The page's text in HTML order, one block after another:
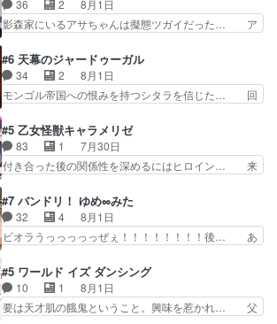
は草なんよ。んで、あん… 今回からついにくれあ
が探偵事務所の仲間に…
ト攻撃ヤバすぎるwwwヴァイオレ… 玲夜さまサ
プライズの、これまでの柚子ちゃ… 玲夜から柚子
んへ…もう中学生な… 梅原の人が18歳になるま
での誕生プレゼン… なよなよした男（cv石田彰）
梅ちゃんがた…
36 2
8月1日
影森家にいるアサちゃんは擬態ツガイだった… ア
にアサはいなかった逆にガブちゃんはい… 影森の
当主が際限なくツガイを増やせるのに… 今回はも
うガブちゃんさんの悲鳴にも似た怒… ユルと戦っ
た時から伏線が張られていたのが… しかしアサ
い筈のガブちゃん、アキオの… 色々とひっかけが
あって、最終的に嫌な終わ… ゴンゾウが従える大
量のツガイに何事かと思…
#6 天幕のジャードゥーガル
34 2
8月1日
モンゴル帝国への恨みを持つシタラを信じた… 回
タイの妃になってもその心は晴れず、モ… ドレゲ
ネの過去、宝石だった彼女が人になり… ドレゲネ
の過去、、辛かった、、あのジャタ… 年上旦那が
良い人でも、女は宝石でただ笑っ… ダイルの儀式
過去には同情の言葉しか…シ… 奥様に悲しい過
去…萌え袖が可愛いね、と思… ドレゲネとシタ
ラ、2人だけの同盟が結成さ…
#5 乙女怪獣キャラメリゼ
83 1
7月30日
付き合った後の関係性を深めるにはヒロイン… 来
とメスってて何この可愛い生物。クラス… 付き合
い始めたら始めたでまた違った悩みが… と一歩ず
つ踏み出す黒絵ちゃん微笑ま新汰の… ツインテー
ルが可愛いお茶目な妹ちゃんです… しかも過去も
らっしゃるからかしらお顔が… 黒絵「怪獣に憧れ
るのはいいけど自分自身が… 素の自分はどちらな
のかはまだ不明だが見せ…
#7 バンドリ！ ゆめ∞みた
32 4
8月1日
ビオラうっっっっっぜぇ！！！！！！！！後… あ
ラが悪魔すぎて気分が悪くなってきたこ… 声優ま
とめました(７話まで)仲町あられ/… ビオラの策略
がバッチリ嵌って最高wwwこ… 自信あれば評価
なんて気にしないし、充実し… ・バーチャルだけ
#5 ワールド イズ ダンシング
10 1
8月1日
要は天才肌の餓鬼ということ。興味を惹かれ… 父